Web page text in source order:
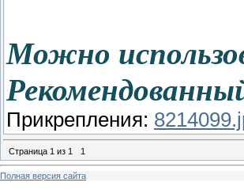
Можно
Прикрепления:
Страница 1 из 1 1
Полная версия сайта